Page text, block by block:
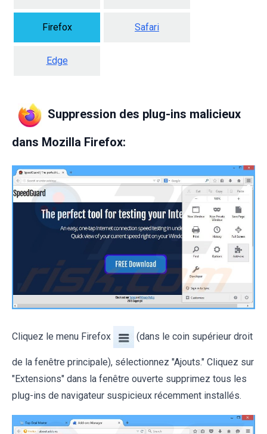
Firefox Safari
Edge
Suppression des plug-ins malicieux
dans Mozilla Firefox:
Cliquez le menu Firefox (dans le coin supérieur droit
de la fenêtre principale), sélectionnez "Ajouts." Cliquez sur
"Extensions" dans la fenêtre ouverte supprimez tous les
plug-ins de navigateur suspicieux récemment installés.